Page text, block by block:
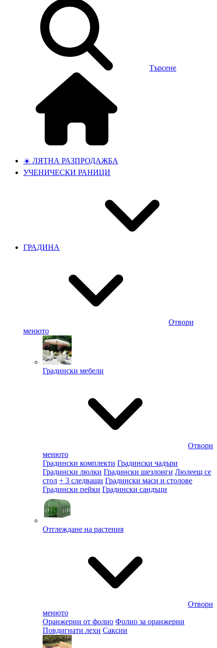
Търсене
☀️ ЛЯТНА РАЗПРОДАЖБА
УЧЕНИЧЕСКИ РАНИЦИ
ГРАДИНА
Отвори
менюто
Градински мебели
Отвори
менюто
Градински комплекти Градински чадъри
Градински люлки Градински шезлонги Люлеещ се
стол + 3 следващи Градински маси и столове
Градински пейки Градински сандъци
Отглеждане на растения
Отвори
менюто
Оранжерии от фолио Фолио за оранжерии
Повдигнати лехи Саксии